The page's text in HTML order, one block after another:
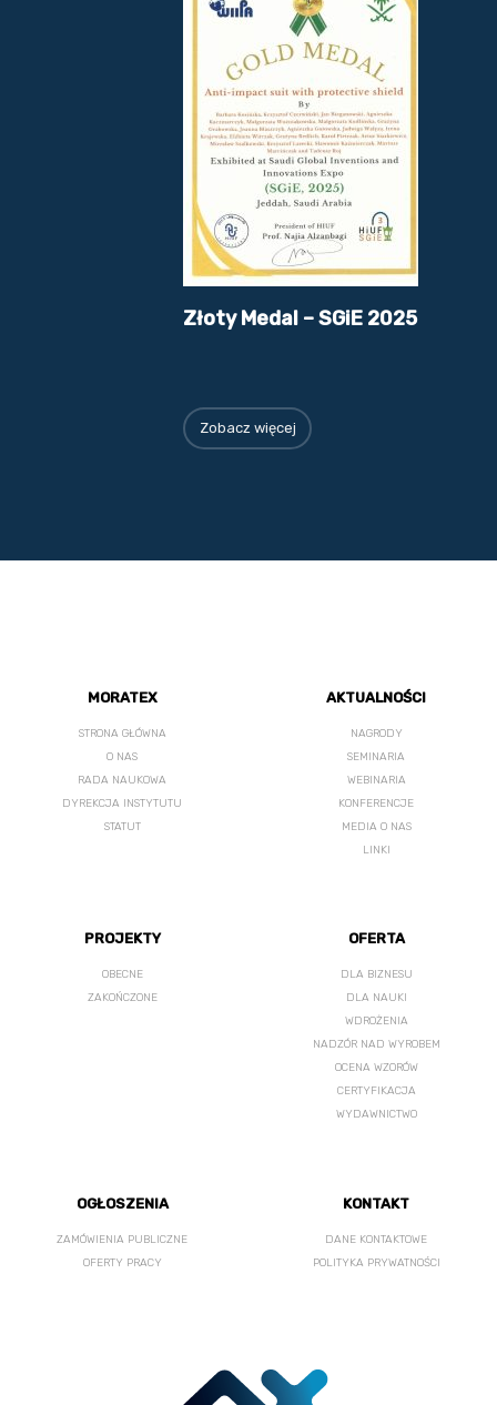
Złoty Medal – SGiE 2025
Zobacz więcej
MORATEX
STRONA GŁÓWNA
O NAS
RADA NAUKOWA
DYREKCJA INSTYTUTU
STATUT
AKTUALNOŚCI
NAGRODY
SEMINARIA
WEBINARIA
KONFERENCJE
MEDIA O NAS
LINKI
PROJEKTY
OBECNE
ZAKOŃCZONE
OFERTA
DLA BIZNESU
DLA NAUKI
WDROŻENIA
NADZÓR NAD WYROBEM
OCENA WZORÓW
CERTYFIKACJA
WYDAWNICTWO
OGŁOSZENIA
ZAMÓWIENIA PUBLICZNE
OFERTY PRACY
KONTAKT
DANE KONTAKTOWE
POLITYKA PRYWATNOŚCI